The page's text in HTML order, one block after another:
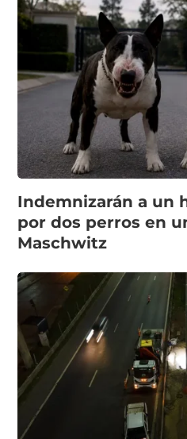
Indemnizarán a un
por dos perros en
Maschwitz